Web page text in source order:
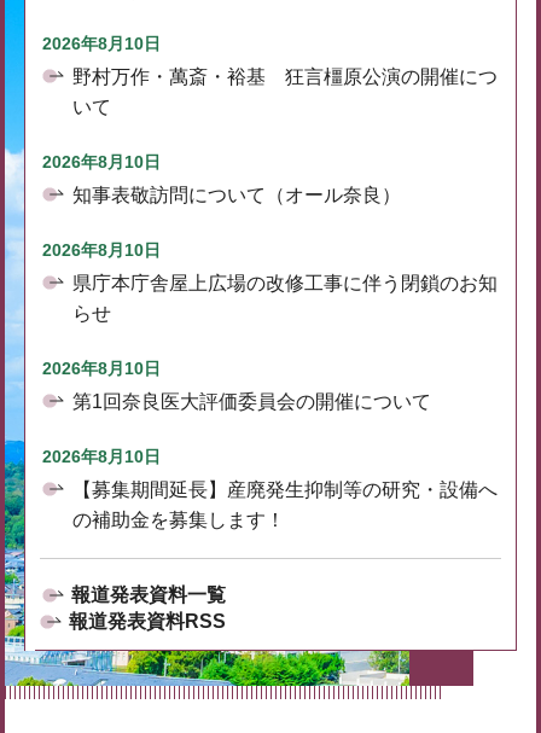
2026年8月10日
野村万作・萬斎・裕基 狂言橿原公演の開催につ
いて
2026年8月10日
知事表敬訪問について（オール奈良）
2026年8月10日
県庁本庁舎屋上広場の改修工事に伴う閉鎖のお知
らせ
2026年8月10日
第1回奈良医大評価委員会の開催について
2026年8月10日
【募集期間延長】産廃発生抑制等の研究・設備へ
の補助金を募集します！
報道発表資料一覧
報道発表資料RSS